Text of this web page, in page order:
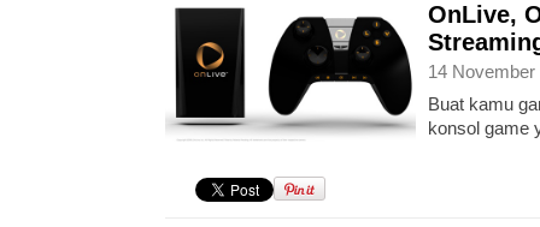
OnLive,
14
Buat kamu
konsol game